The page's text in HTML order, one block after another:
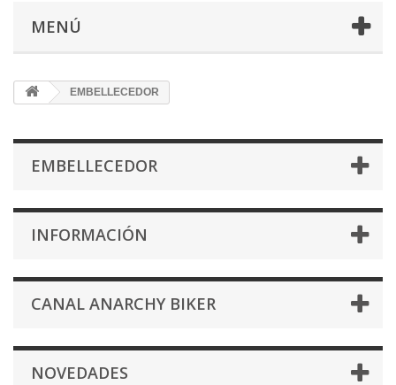
MENÚ
EMBELLECEDOR
EMBELLECEDOR
INFORMACIÓN
CANAL ANARCHY BIKER
NOVEDADES